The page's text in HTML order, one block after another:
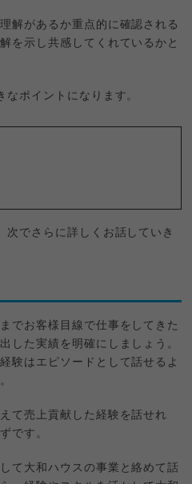
解があるか重点的に確認される
を示し共感してくれているかと
ポイントになります。
次でさらに詳しくお話していき
でお客様目線で仕事をしてきた
した実績を明確にしましょう。
験はエピソードとして話せるよ
て売上貢献した経験を話せれ
です。
て大和ハウスの事業と絡めて話